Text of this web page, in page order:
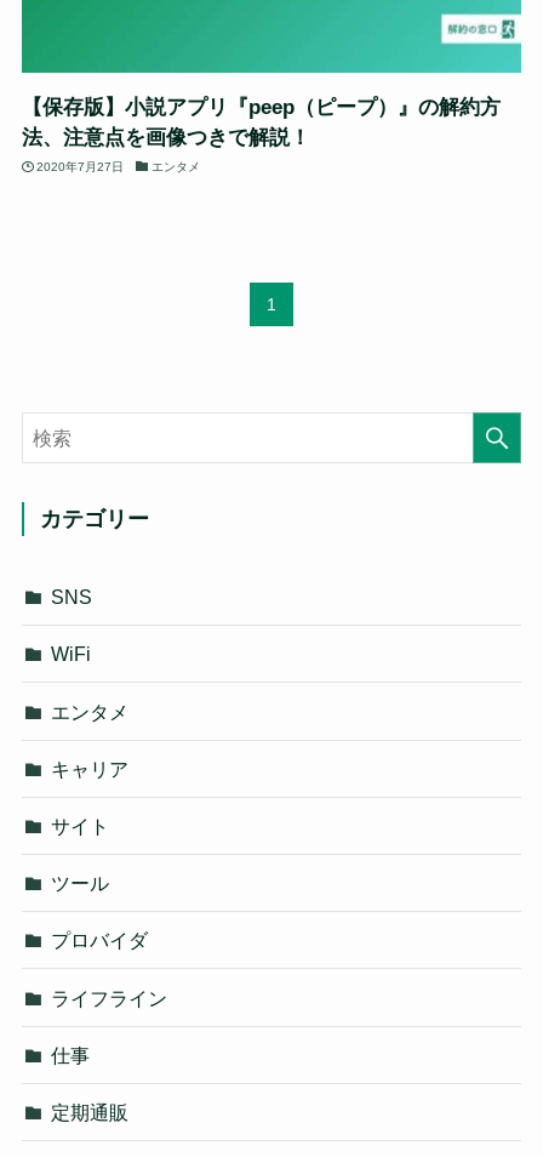
【保存版】小説アプリ『peep（ピープ）』の解約方
法、注意点を画像つきで解説！
2020年7月27日 エンタメ
1
カテゴリー
SNS
WiFi
エンタメ
キャリア
サイト
ツール
プロバイダ
ライフライン
仕事
定期通販